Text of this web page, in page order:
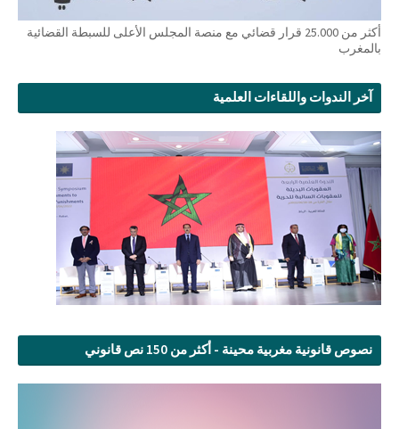
أكثر من 25.000 قرار قضائي مع منصة المجلس الأعلى للسبطة القضائية
بالمغرب
آخر الندوات واللقاءات العلمية
نصوص قانونية مغربية محينة - أكثر من 150 نص قانوني